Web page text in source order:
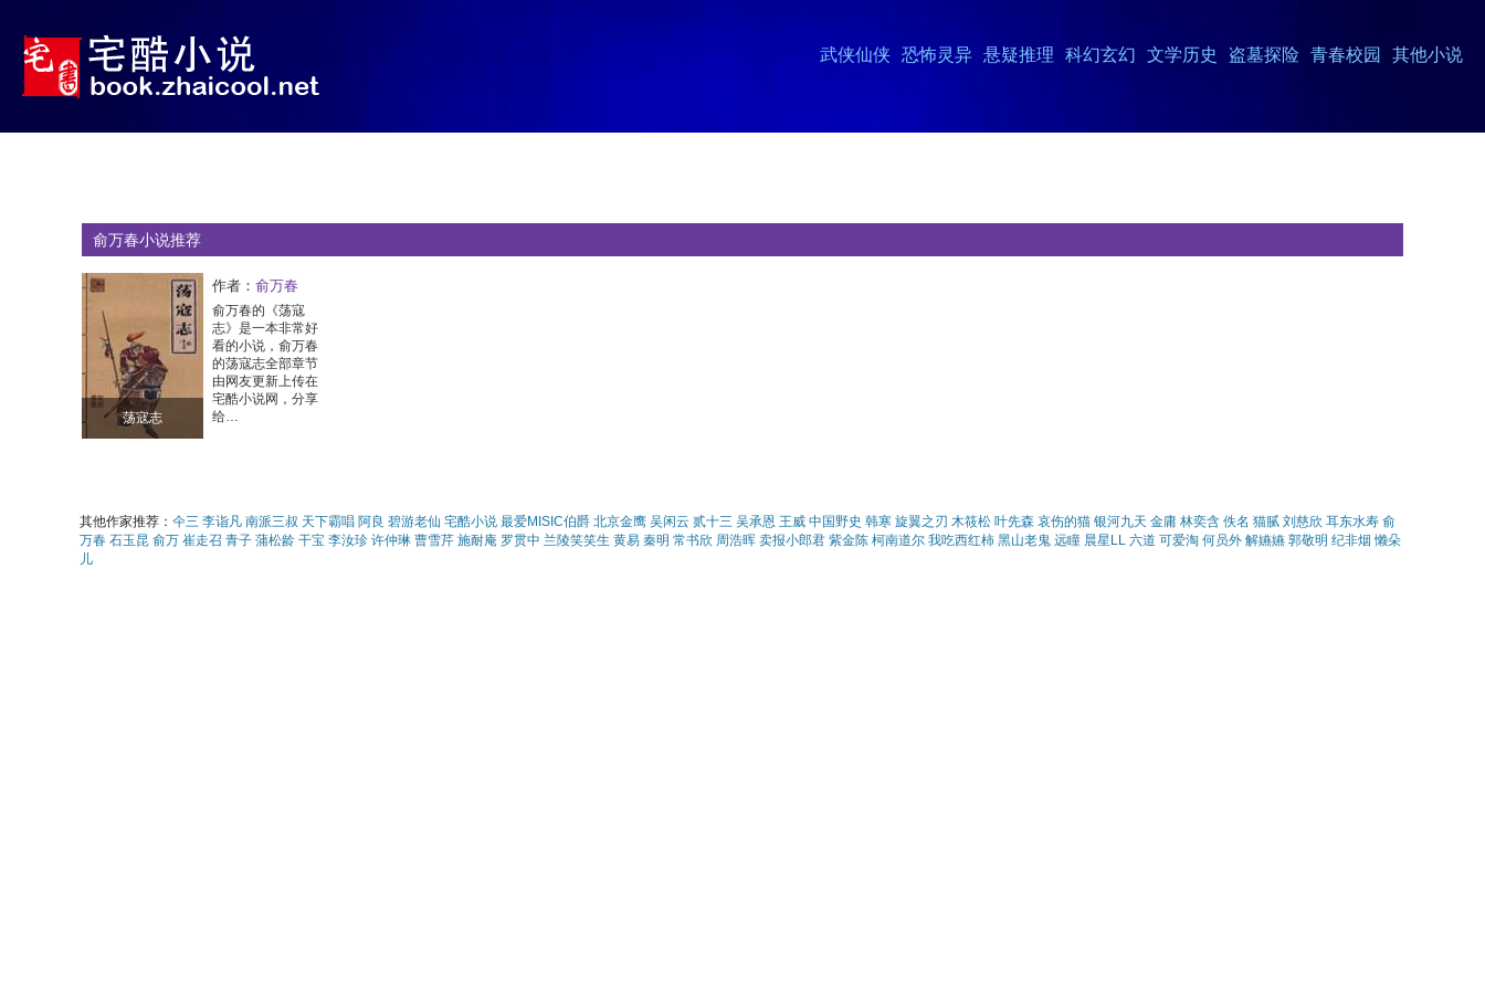
武侠仙侠 恐怖灵异 悬疑推理 科幻玄幻 文学历史 盗墓探险 青春校园 其他小说
俞万春小说推荐
荡寇志
作者： 俞万春
俞万春的《荡寇
志》是一本非常好
看的小说，俞万春
的荡寇志全部章节
由网友更新上传在
宅酷小说网，分享
给…
其他作家推荐： 仐三 李诣凡 南派三叔 天下霸唱 阿良 碧游老仙 宅酷小说 最爱MISIC伯爵 北京金鹰 吴闲云 贰十三 吴承恩 王威 中国野史 韩寒 旋翼之刃 木筱松 叶先森 哀伤的猫 银河九天 金庸 林奕含 佚名 猫腻 刘慈欣 耳东水寿 俞
万春 石玉昆 俞万 崔走召 青子 蒲松龄 干宝 李汝珍 许仲琳 曹雪芹 施耐庵 罗贯中 兰陵笑笑生 黄易 秦明 常书欣 周浩晖 卖报小郎君 紫金陈 柯南道尔 我吃西红柿 黑山老鬼 远瞳 晨星LL 六道 可爱淘 何员外 解嬿嬿 郭敬明 纪非烟 懒朵
儿